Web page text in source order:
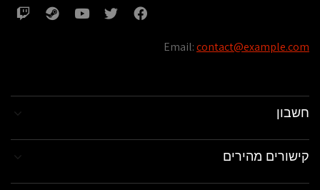
Email:contact@example.com
חשבון
קישורים מהירים